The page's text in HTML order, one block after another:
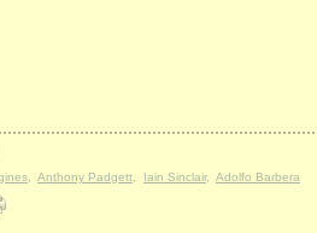
Anthony Padgett Iain Sinclair, Adolfo Barbera